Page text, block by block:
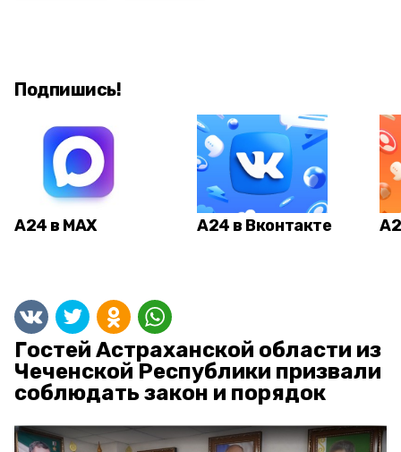
Подпишись!
А24 в MAX А24 в Вконтакте
Гостей Астраханской области из
Чеченской Республики призвали
соблюдать закон и порядок